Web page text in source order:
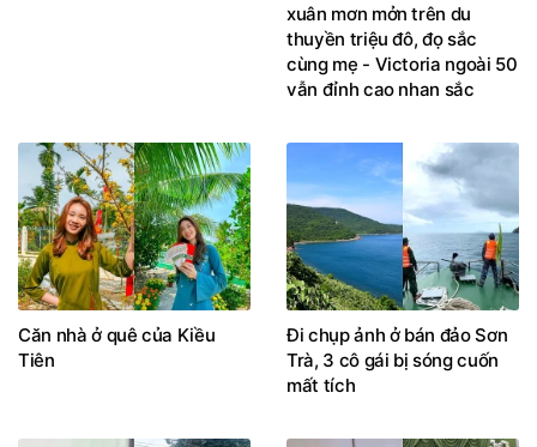
xuân mơn mởn trên du
thuyền triệu đô, đọ sắc
cùng mẹ - Victoria ngoài 50
vẫn đỉnh cao nhan sắc
Căn nhà ở quê của Kiều
Tiên
Đi chụp ảnh ở bán đảo Sơn
Trà, 3 cô gái bị sóng cuốn
mất tích